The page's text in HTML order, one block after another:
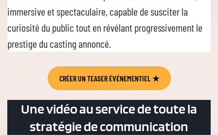
immersive et spectaculaire, capable de susciter la
curiosité du public tout en révélant progressivement le
prestige du casting annoncé.
CRÉER UN TEASER ÉVÉNEMENTIEL ★
Une vidéo au service de toute la
stratégie de communication